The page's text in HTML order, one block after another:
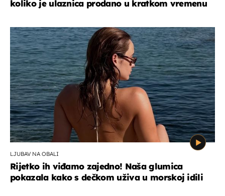
koliko je ulaznica prodano u kratkom vremenu
LJUBAV NA OBALI
Rijetko ih viđamo zajedno! Naša glumica
pokazala kako s dečkom uživa u morskoj idili